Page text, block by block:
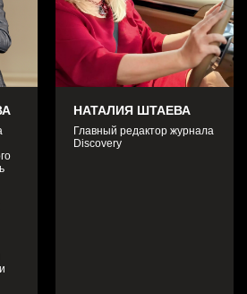
НАТАЛИЯ ШТАЕВА
Главный редактор журнала
Discovery
73 04
mag.ru